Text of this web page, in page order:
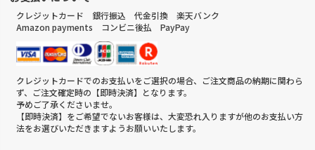
クレジットカード 銀行振込 代金引換 楽天バンク
Amazon payments コンビニ後払 PayPay
クレジットカードでのお支払いをご選択の場合、ご注文商品の納期に関わら
ず、ご注文確定時の【即時決済】となります。
予めご了承くださいませ。
【即時決済】をご希望でないお客様は、大変恐れ入りますが他のお支払い方
法をお選びいただきますようお願いいたします。